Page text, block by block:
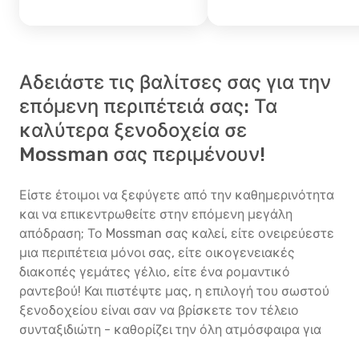
Αδειάστε τις βαλίτσες σας για την
επόμενη περιπέτειά σας: Τα
καλύτερα ξενοδοχεία σε
Mossman σας περιμένουν!
Είστε έτοιμοι να ξεφύγετε από την καθημερινότητα
και να επικεντρωθείτε στην επόμενη μεγάλη
απόδραση; Το Mossman σας καλεί, είτε ονειρεύεστε
μια περιπέτεια μόνοι σας, είτε οικογενειακές
διακοπές γεμάτες γέλιο, είτε ένα ρομαντικό
ραντεβού! Και πιστέψτε μας, η επιλογή του σωστού
ξενοδοχείου είναι σαν να βρίσκετε τον τέλειο
συνταξιδιώτη - καθορίζει την όλη ατμόσφαιρα για